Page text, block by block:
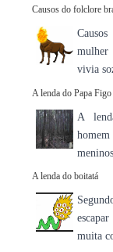
Causos do folclore
mulher
vivia
A lenda do Papa Figo
A
A lenda do boitatá
muita